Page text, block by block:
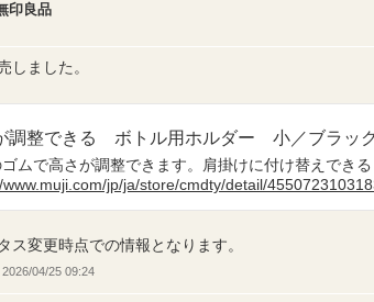
印良品
しました。
調整できる ボトル用ホルダー 小／ブラッ
ゴムで高さが調整できます。肩掛けに付け替えでき
www.muji.com/jp/ja/store/cmdty/detail/
ス変更時点での情報となります。
2026/04/25 09:24